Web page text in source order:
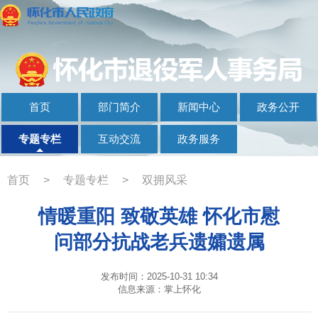
首页 部门简介 新闻中心 政务公开
专题专栏 互动交流 政务服务
首页 > 专题专栏 > 双拥风采
情暖重阳 致敬英雄 怀化市慰
问部分抗战老兵遗孀遗属
发布时间：2025-10-31 10:34
信息来源：掌上怀化